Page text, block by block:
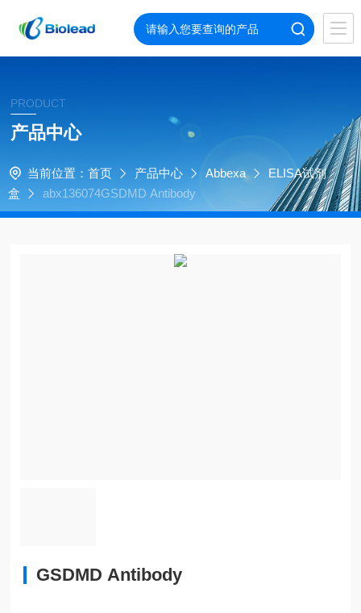
PRODUCT
产品中心
当前位置： 首页 产品中心 Abbexa
ELISA试剂
盒
abx136074GSDMD Antibody
GSDMD Antibody